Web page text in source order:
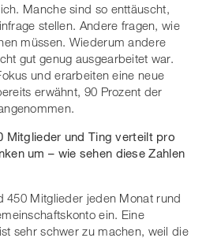
Manche sind so enttäuscht,
stellen. Andere fragen, wie
müssen. Wiederum andere
gut genug ausgearbeitet war.
und erarbeiten eine neue
erwähnt, 90 Prozent der
Mitglieder und Ting verteilt pro
um – wie sehen diese Zahlen
450 Mitglieder jeden Monat rund
ein. Eine
sehr schwer zu machen, weil die